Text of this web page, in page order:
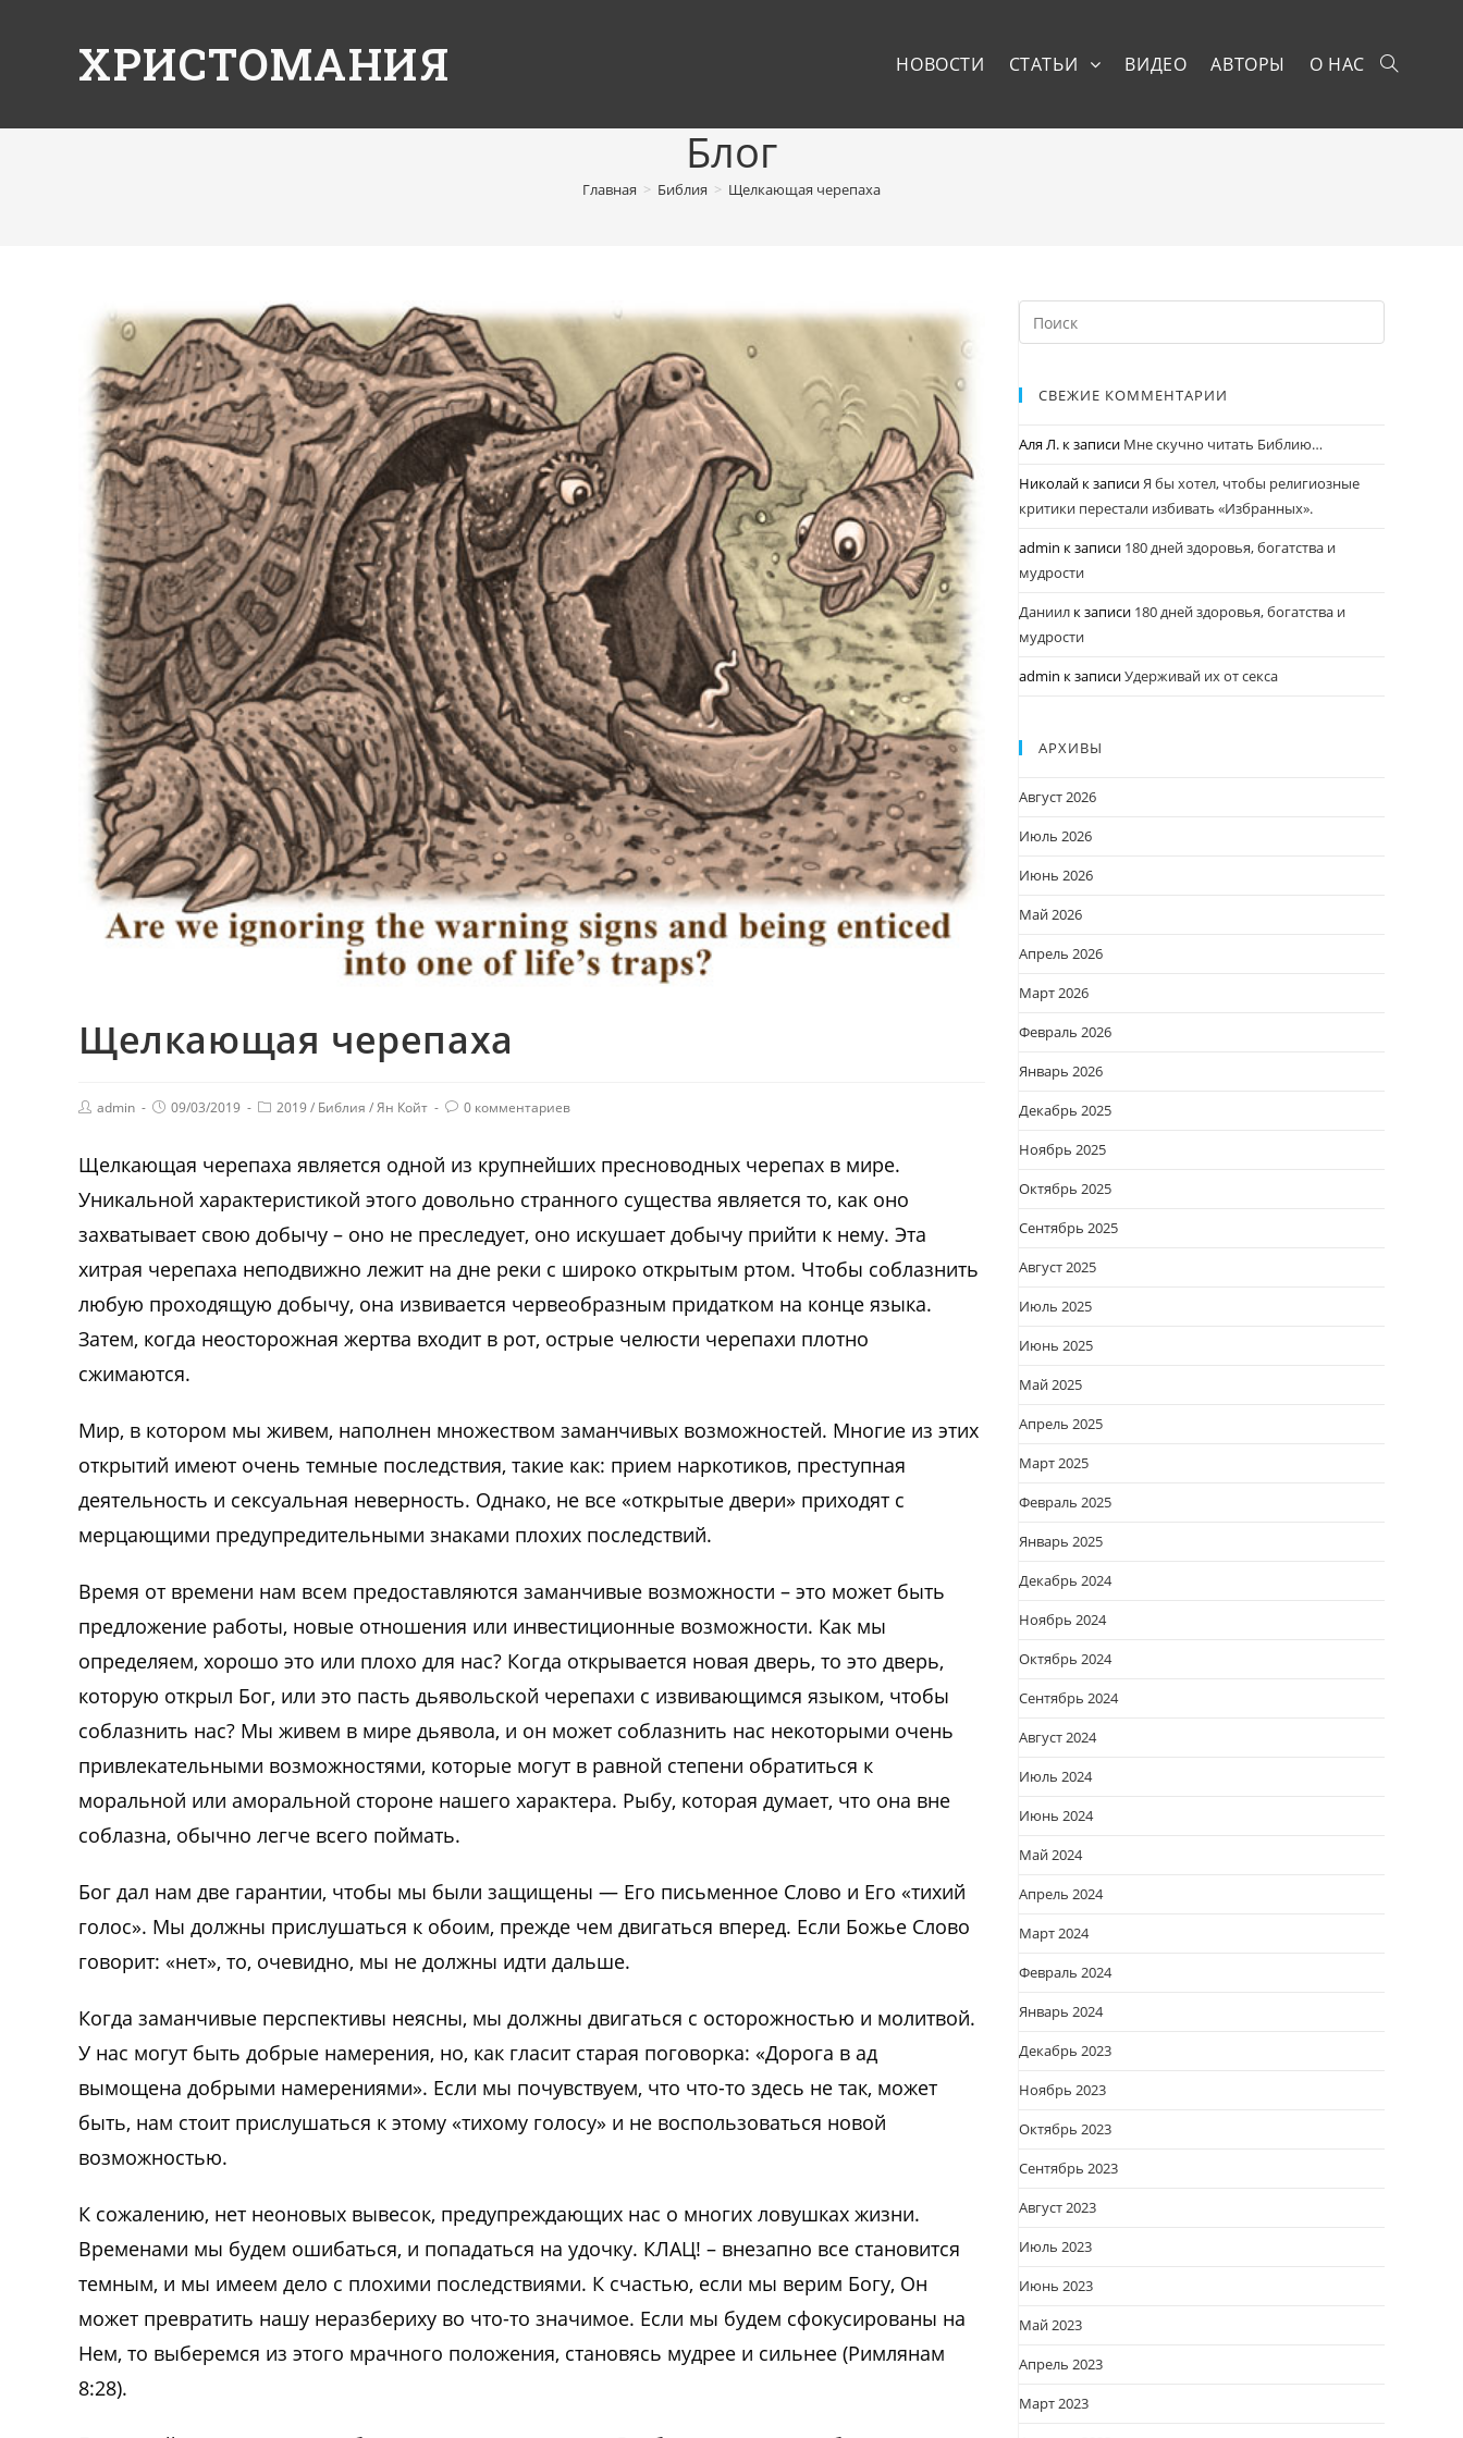
ХРИСТОМАНИЯ НОВОСТИ СТАТЬИ ВИДЕО АВТОРЫ О НАС
Блог
Главная > Библия > Щелкающая черепаха
Щелкающая черепаха
admin 09/03/2019 2019/ Библия /Ян Койт 0 комментариев
Щелкающая черепаха является одной из крупнейших пресноводных черепах в мире.
Уникальной характеристикой этого довольно странного существа является то, как оно
захватывает свою добычу – оно не преследует, оно искушает добычу прийти к нему. Эта
хитрая черепаха неподвижно лежит на дне реки с широко открытым ртом. Чтобы соблазнить
любую проходящую добычу, она извивается червеобразным придатком на конце языка.
Затем, когда неосторожная жертва входит в рот, острые челюсти черепахи плотно
сжимаются.
Мир, в котором мы живем, наполнен множеством заманчивых возможностей. Многие из этих
открытий имеют очень темные последствия, такие как: прием наркотиков, преступная
деятельность и сексуальная неверность. Однако, не все «открытые двери» приходят с
мерцающими предупредительными знаками плохих последствий.
Время от времени нам всем предоставляются заманчивые возможности – это может быть
предложение работы, новые отношения или инвестиционные возможности. Как мы
определяем, хорошо это или плохо для нас? Когда открывается новая дверь, то это дверь,
которую открыл Бог, или это пасть дьявольской черепахи с извивающимся языком, чтобы
соблазнить нас? Мы живем в мире дьявола, и он может соблазнить нас некоторыми очень
привлекательными возможностями, которые могут в равной степени обратиться к
моральной или аморальной стороне нашего характера. Рыбу, которая думает, что она вне
соблазна, обычно легче всего поймать.
Бог дал нам две гарантии, чтобы мы были защищены — Его письменное Слово и Его «тихий
голос». Мы должны прислушаться к обоим, прежде чем двигаться вперед. Если Божье Слово
говорит: «нет», то, очевидно, мы не должны идти дальше.
Когда заманчивые перспективы неясны, мы должны двигаться с осторожностью и молитвой.
У нас могут быть добрые намерения, но, как гласит старая поговорка: «Дорога в ад
вымощена добрыми намерениями». Если мы почувствуем, что что-то здесь не так, может
быть, нам стоит прислушаться к этому «тихому голосу» и не воспользоваться новой
возможностью.
К сожалению, нет неоновых вывесок, предупреждающих нас о многих ловушках жизни.
Временами мы будем ошибаться, и попадаться на удочку. КЛАЦ! – внезапно все становится
темным, и мы имеем дело с плохими последствиями. К счастью, если мы верим Богу, Он
может превратить нашу неразбериху во что-то значимое. Если мы будем сфокусированы на
Нем, то выберемся из этого мрачного положения, становясь мудрее и сильнее (Римлянам
8:28).
СВЕЖИЕ КОММЕНТАРИИ
Аля Л. к записи Мне скучно читать Библию…
Николай к записиЯ бы хотел, чтобы религиозные
критики перестали избивать «Избранных».
admin к записи 180 дней здоровья, богатства и
мудрости
Даниил к записи 180 дней здоровья, богатства и
мудрости
admin к записиУдерживай их от секса
АРХИВЫ
Август 2026
Июль 2026
Июнь 2026
Май 2026
Апрель 2026
Март 2026
Февраль 2026
Январь 2026
Декабрь 2025
Ноябрь 2025
Октябрь 2025
Сентябрь 2025
Август 2025
Июль 2025
Июнь 2025
Май 2025
Апрель 2025
Март 2025
Февраль 2025
Январь 2025
Декабрь 2024
Ноябрь 2024
Октябрь 2024
Сентябрь 2024
Август 2024
Июль 2024
Июнь 2024
Май 2024
Апрель 2024
Март 2024
Февраль 2024
Январь 2024
Декабрь 2023
Ноябрь 2023
Октябрь 2023
Сентябрь 2023
Август 2023
Июль 2023
Июнь 2023
Май 2023
Апрель 2023
Март 2023